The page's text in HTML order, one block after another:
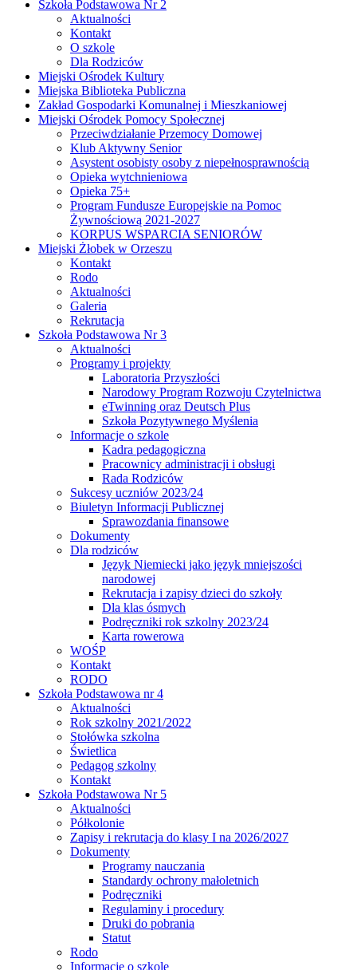
Szkoła Podstawowa Nr 2
Aktualności
Kontakt
O szkole
Dla Rodziców
Miejski Ośrodek Kultury
Miejska Biblioteka Publiczna
Zakład Gospodarki Komunalnej i Mieszkaniowej
Miejski Ośrodek Pomocy Społecznej
Przeciwdziałanie Przemocy Domowej
Klub Aktywny Senior
Asystent osobisty osoby z niepełnosprawnością
Opieka wytchnieniowa
Opieka 75+
Program Fundusze Europejskie na Pomoc
Żywnościową 2021-2027
KORPUS WSPARCIA SENIORÓW
Miejski Żłobek w Orzeszu
Kontakt
Rodo
Aktualności
Galeria
Rekrutacja
Szkoła Podstawowa Nr 3
Aktualności
Programy i projekty
Laboratoria Przyszłości
Narodowy Program Rozwoju Czytelnictwa
eTwinning oraz Deutsch Plus
Szkoła Pozytywnego Myślenia
Informacje o szkole
Kadra pedagogiczna
Pracownicy administracji i obsługi
Rada Rodziców
Sukcesy uczniów 2023/24
Biuletyn Informacji Publicznej
Sprawozdania finansowe
Dokumenty
Dla rodziców
Język Niemiecki jako język mniejszości
narodowej
Rekrutacja i zapisy dzieci do szkoły
Dla klas ósmych
Podręczniki rok szkolny 2023/24
Karta rowerowa
WOŚP
Kontakt
RODO
Szkoła Podstawowa nr 4
Aktualności
Rok szkolny 2021/2022
Stołówka szkolna
Świetlica
Pedagog szkolny
Kontakt
Szkoła Podstawowa Nr 5
Aktualności
Półkolonie
Zapisy i rekrutacja do klasy I na 2026/2027
Dokumenty
Programy nauczania
Standardy ochrony małoletnich
Podręczniki
Regulaminy i procedury
Druki do pobrania
Statut
Rodo
Informacje o szkole